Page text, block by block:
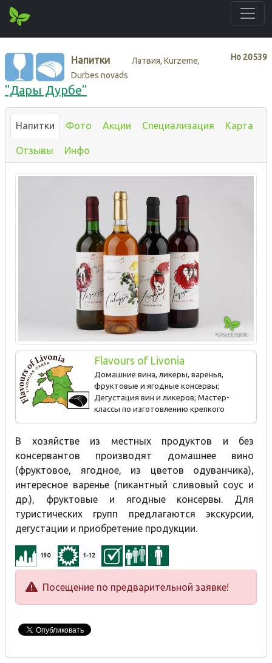
Нo 20539
Напитки
Латвия, Kurzeme,
Durbes novads
"Дары Дурбе"
Напитки Фото Акции Специализация Карта
Отзывы Инфо
Flavours of Livonia
Домашние вина, ликеры, варенья,
фруктовые и ягодные консервы;
Дегустация вин и ликеров; Мастер-
классы по изготовлению крепкого
В хозяйстве из местных продуктов и без
консервантов производят домашнее вино
(фруктовое, ягодное, из цветов одуванчика),
интересное варенье (пикантный сливовый соус и
др.), фруктовые и ягодные консервы. Для
туристических групп предлагаются экскурсии,
дегустации и приобретение продукции.
190 1-12
Посещение по предварительной заявке!